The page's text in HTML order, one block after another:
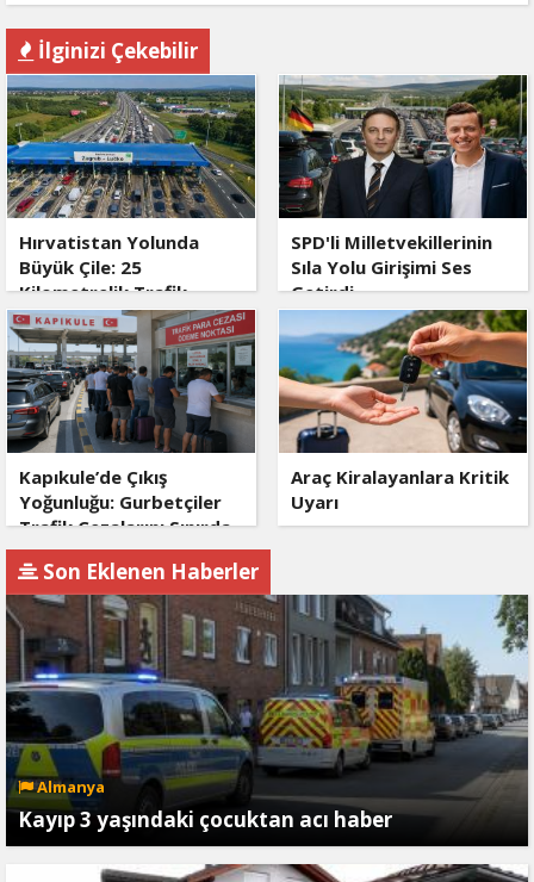
İlginizi Çekebilir
Hırvatistan Yolunda
Büyük Çile: 25
Kilometrelik Trafik
Kuyruğu
SPD'li Milletvekillerinin
Sıla Yolu Girişimi Ses
Getirdi
Kapıkule’de Çıkış
Yoğunluğu: Gurbetçiler
Trafik Cezalarını Sınırda
Ödüyor
Araç Kiralayanlara Kritik
Uyarı
Son Eklenen Haberler
Almanya
Kayıp 3 yaşındaki çocuktan acı haber